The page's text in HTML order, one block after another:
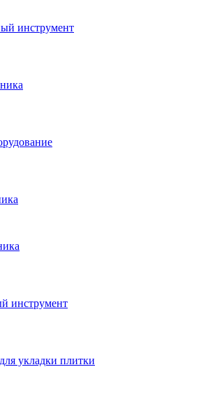
инструмент
инструмент
укладки плитки